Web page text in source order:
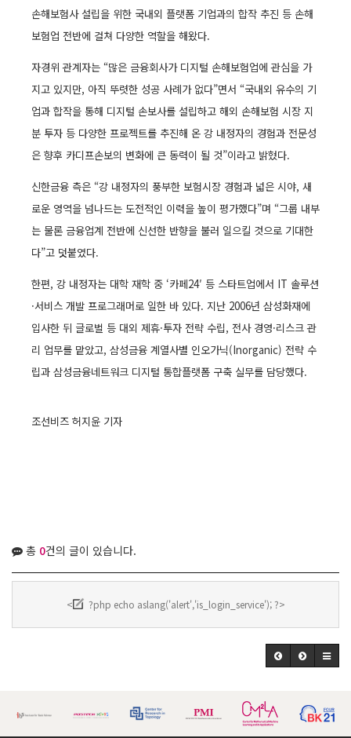
손해보험사 설립을 위한 국내외 플랫폼 기업과의 합작 추진 등 손해
보험업 전반에 걸쳐 다양한 역할을 해왔다.
자경위 관계자는 “많은 금융회사가 디지털 손해보험업에 관심을 가
지고 있지만, 아직 뚜렷한 성공 사례가 없다”면서 “국내외 유수의 기
업과 합작을 통해 디지털 손보사를 설립하고 해외 손해보험 시장 지
분 투자 등 다양한 프로젝트를 추진해 온 강 내정자의 경험과 전문성
은 향후 카디프손보의 변화에 큰 동력이 될 것”이라고 밝혔다.
신한금융 측은 “강 내정자의 풍부한 보험시장 경험과 넓은 시야, 새
로운 영역을 넘나드는 도전적인 이력을 높이 평가했다”며 “그룹 내부
는 물론 금융업계 전반에 신선한 반향을 불러 일으킬 것으로 기대한
다”고 덧붙였다.
한편, 강 내정자는 대학 재학 중 ‘카페24′ 등 스타트업에서 IT 솔루션
·서비스 개발 프로그래머로 일한 바 있다. 지난 2006년 삼성화재에
입사한 뒤 글로벌 등 대외 제휴·투자 전략 수립, 전사 경영·리스크 관
리 업무를 맡았고, 삼성금융 계열사별 인오가닉(Inorganic) 전략 수
립과 삼성금융네트워크 디지털 통합플랫폼 구축 실무를 담당했다.
조선비즈 허지윤 기자
총 0건의 글이 있습니다.
< ?php echo aslang('alert','is_login_service'); ?>